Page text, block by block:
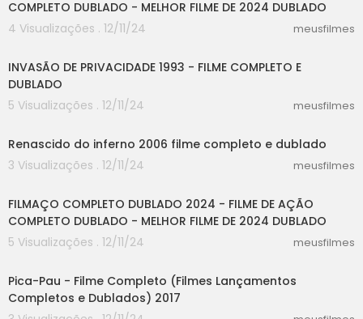
COMPLETO DUBLADO - MELHOR FILME DE 2024 DUBLADO
4 Visualizações . 12/11/24
meusfilmes
INVASÃO DE PRIVACIDADE 1993 - FILME COMPLETO E
DUBLADO
5 Visualizações . 12/11/24
meusfilmes
Renascido do inferno 2006 filme completo e dublado
3 Visualizações . 12/11/24
meusfilmes
FILMAÇO COMPLETO DUBLADO 2024 - FILME DE AÇÃO
COMPLETO DUBLADO - MELHOR FILME DE 2024 DUBLADO
5 Visualizações . 12/11/24
meusfilmes
Pica-Pau - Filme Completo (Filmes Lançamentos
Completos e Dublados) 2017